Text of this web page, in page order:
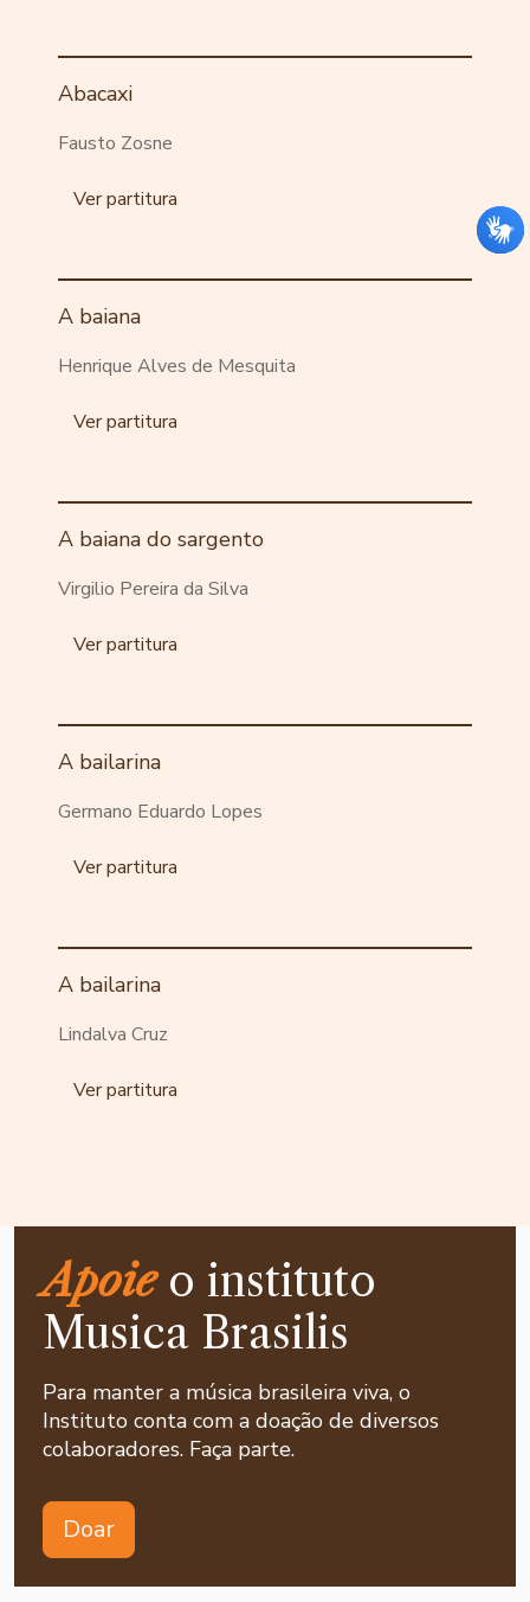
Abacaxi
Fausto Zosne
Ver partitura
A baiana
Henrique Alves de Mesquita
Ver partitura
A baiana do sargento
Virgilio Pereira da Silva
Ver partitura
A bailarina
Germano Eduardo Lopes
Ver partitura
A bailarina
Lindalva Cruz
Ver partitura
Apoieo instituto
Musica Brasilis
Para manter a música brasileira viva, o
Instituto conta com a doação de diversos
colaboradores. Faça parte.
Doar